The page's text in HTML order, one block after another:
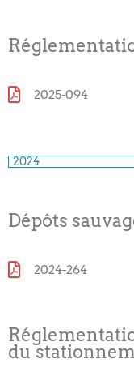
2025-094
2024
Dépôts
2024-264
du